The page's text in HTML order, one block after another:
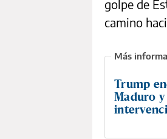
golpe de
camino
Trump
Maduro